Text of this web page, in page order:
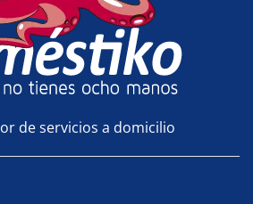
de servicios a domicilio